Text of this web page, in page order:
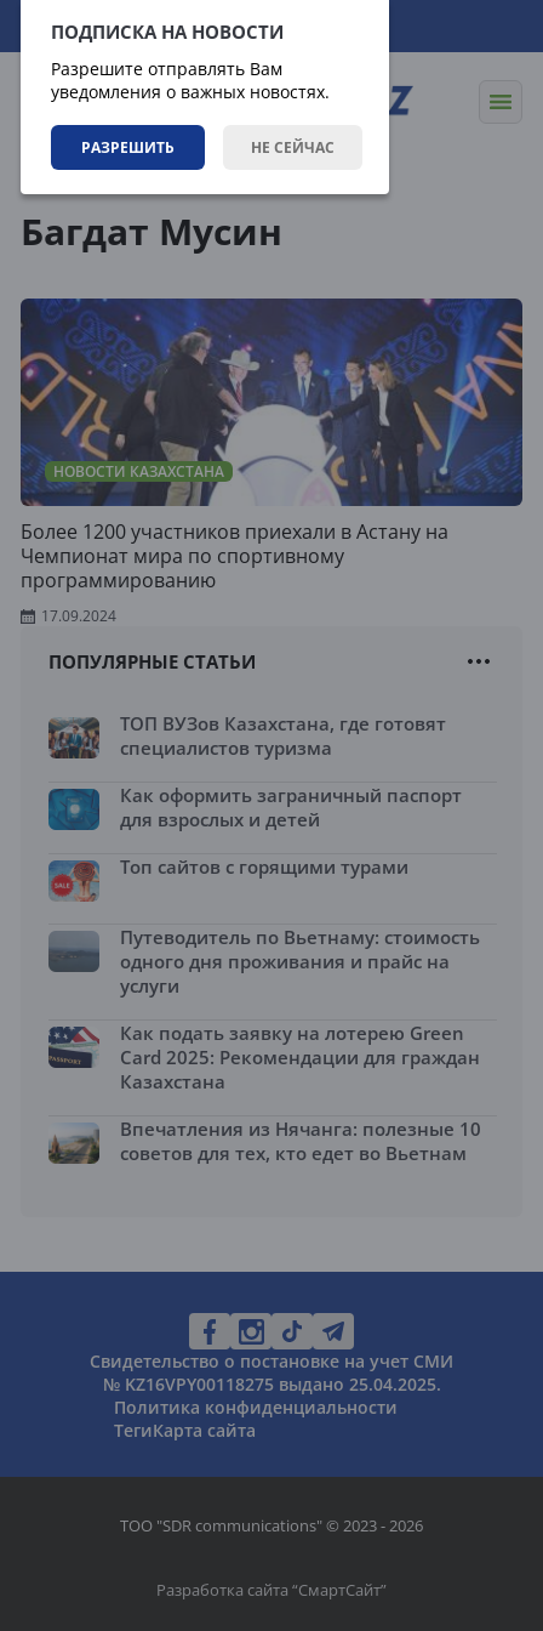
ПОДПИСКА НА НОВОСТИ
Разрешите отправлять Вам
уведомления о важных новостях.
РАЗРЕШИТЬ НЕ СЕЙЧАС
06.08.2026 19:37:52
Багдат Мусин
НОВОСТИ КАЗАХСТАНА
Более 1200 участников приехали в Астану на
Чемпионат мира по спортивному
программированию
17.09.2024
ПОПУЛЯРНЫЕ СТАТЬИ
ТОП ВУЗов Казахстана, где готовят
специалистов туризма
Как оформить заграничный паспорт
для взрослых и детей
Топ сайтов с горящими турами
Путеводитель по Вьетнаму: стоимость
одного дня проживания и прайс на
услуги
Как подать заявку на лотерею Green
Card 2025: Рекомендации для граждан
Казахстана
Впечатления из Нячанга: полезные 10
советов для тех, кто едет во Вьетнам
Свидетельство о постановке на учет СМИ
№ KZ16VPY00118275 выдано 25.04.2025.
Политика конфиденциальности
ТегиКарта сайта
ТОО "SDR communications" © 2023 - 2026
Разработка сайта “СмартСайт”